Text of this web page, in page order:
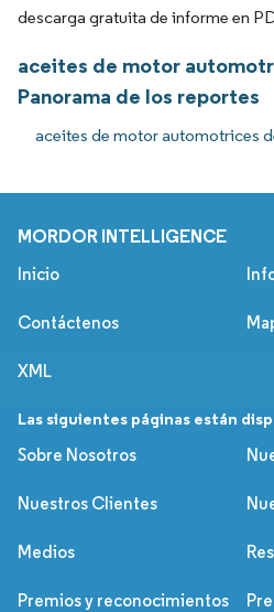
descarga gratuita de informe en
aceites de motor
Panorama de los reportes
aceites de motor automotrices
MORDOR INTELLIGENCE
Inicio
Contáctenos
XML
Las siguientes páginas están
Sobre Nosotros
Nuestros Clientes
Medios
Premios y reconocimientos